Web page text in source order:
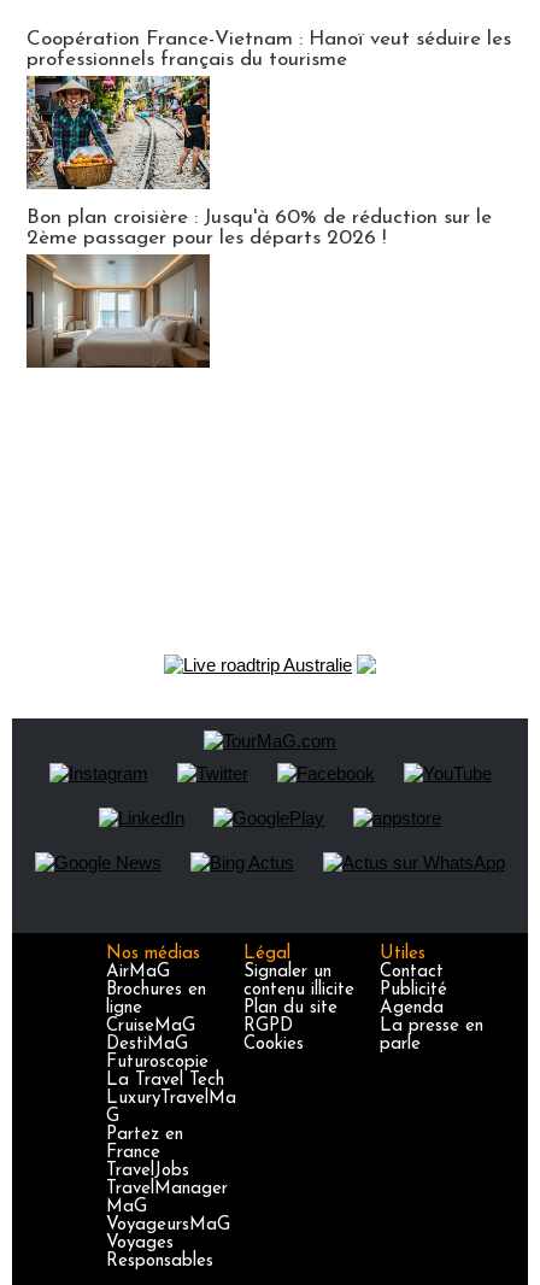
Coopération France-Vietnam : Hanoï veut séduire les
professionnels français du tourisme
Bon plan croisière : Jusqu'à 60% de réduction sur le
2ème passager pour les départs 2026 !
Nos médias
AirMaG
Brochures en
ligne
CruiseMaG
DestiMaG
Futuroscopie
La Travel Tech
LuxuryTravelMa
G
Partez en
France
TravelJobs
TravelManager
MaG
VoyageursMaG
Voyages
Responsables
Légal
Signaler un
contenu illicite
Plan du site
RGPD
Cookies
Utiles
Contact
Publicité
Agenda
La presse en
parle